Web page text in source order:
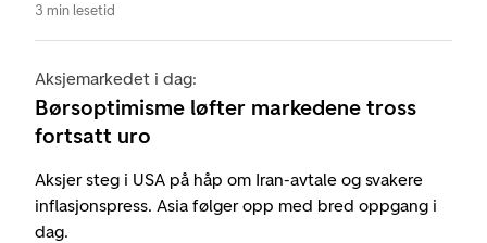
3 min lesetid
Aksjemarkedet i dag:
Børsoptimisme løfter markedene tross
fortsatt uro
Aksjer steg i USA på håp om Iran-avtale og svakere
inflasjonspress. Asia følger opp med bred oppgang i
dag.